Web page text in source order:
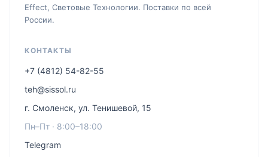
Effect, Световые Технологии. Поставки по всей
России.
КОНТАКТЫ
+7 (4812) 54-82-55
teh@sissol.ru
г. Смоленск, ул. Тенишевой, 15
Пн–Пт · 8:00–18:00
Telegram